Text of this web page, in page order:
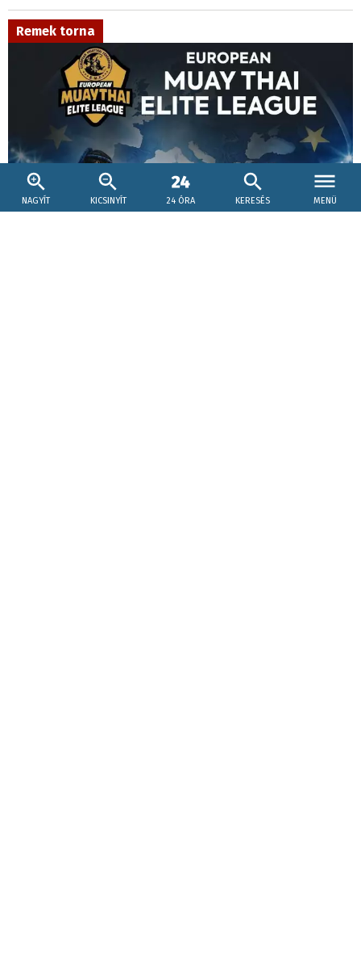
NAGYÍT KICSINYÍT 24 ÓRA KERESÉS MENÜ
Remek torna